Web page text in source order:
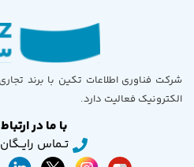
شرکت فناوری اطلاعات تکین با برند
الکترونیک فعالیت دارد.
با ما در
تــماس رایــگان 90003096